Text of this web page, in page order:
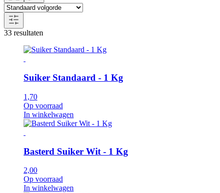
33 resultaten
Suiker Standaard - 1 Kg
1,70
Op voorraad
In winkelwagen
Basterd Suiker Wit - 1 Kg
2,00
Op voorraad
In winkelwagen